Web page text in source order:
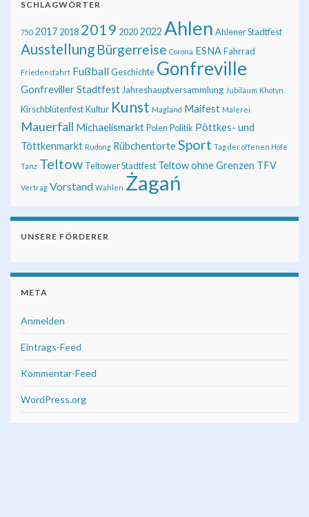
SCHLAGWÖRTER
750 2017 2018 2019 20202022 Ahlen Ahlener Stadtfest
Ausstellung Bürgerreise Corona ESNAFahrrad
Friedensfahrt FußballGeschichte Gonfreville
Gonfreviller Stadtfest Jahreshauptversammlung Jubiläum Khotyn
KirschblütenfestKultur Kunst Magland Maifest Malerei
Mauerfall MichaelismarktPolen Politik Pöttkes- und
Töttkenmarkt Rudong RübchentorteSport Tag der offenen Höfe
Tanz Teltow Teltower Stadtfest Teltow ohne Grenzen TFV
Vertrag Vorstand Wahlen Żagań
UNSERE FÖRDERER
META
Anmelden
Eintrags-Feed
Kommentar-Feed
WordPress.org